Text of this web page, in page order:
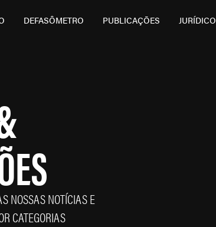
DEFASÔMETRO PUBLICAÇÕES JURÍDICO
NOSSAS NOTÍCIAS E
CATEGORIAS